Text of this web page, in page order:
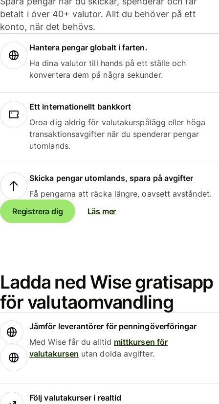
betalt i över 40+ valutor. Allt du behöver på ett
konto, när det behövs.
Hantera pengar globalt i farten.
Ha dina valutor till hands på ett ställe och
konvertera dem på några sekunder.
Ett internationellt bankkort
Oroa dig aldrig för valutakurspålägg eller höga
transaktionsavgifter när du spenderar pengar
utomlands.
Skicka pengar utomlands, spara på avgifter
Få pengarna att räcka längre, oavsett avståndet.
Registrera dig
Läs mer
Ladda ned Wise gratisapp
för valutaomvandling
Jämför leverantörer för penningöverföringar
Med Wise får du alltid mittkursen för
valutakursen utan dolda avgifter.
Följ valutakurser i realtid